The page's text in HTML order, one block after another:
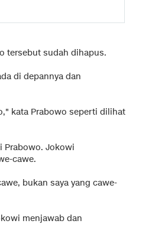
tersebut sudah dihapus.
di depannya dan
kata Prabowo seperti dilihat
Prabowo. Jokowi
cawe.
bukan saya yang cawe-
menjawab dan